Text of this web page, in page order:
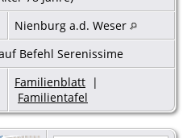
Nienburg a.d. Weser
Befehl Serenissime
Familienblatt |
Familientafel